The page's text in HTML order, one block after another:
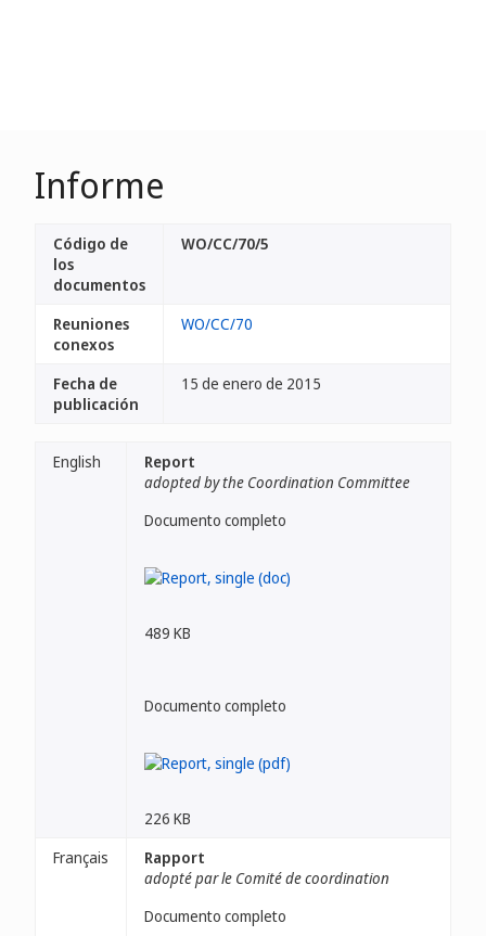
Informe
Código de
los
documentos
WO/CC/70/5
Reuniones
conexos
WO/CC/70
Fecha de
publicación
15 de enero de 2015
English
Report
adopted by the Coordination Committee
Documento completo
489 KB
Documento completo
226 KB
Français
Rapport
adopté par le Comité de coordination
Documento completo